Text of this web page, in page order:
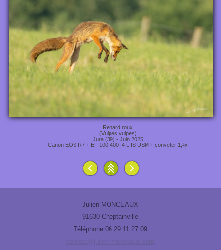
Renard roux
(Vulpes vulpes)
Jura (39) - Juin 2025
Canon EOS R7 + EF 100-400 f4 L IS USM + conveter 1,4x
Julien MONCEAUX
91630 Cheptainville
Téléphone 06 29 11 27 09
contact@julien-monceaux.com